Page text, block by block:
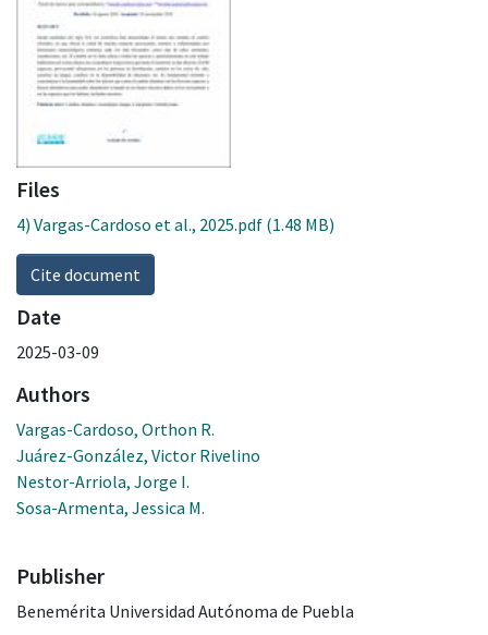
Files
4) Vargas-Cardoso et al., 2025.pdf (1.48 MB)
Cite document
Date
2025-03-09
Authors
Vargas-Cardoso, Orthon R.
Juárez-González, Victor Rivelino
Nestor-Arriola, Jorge I.
Sosa-Armenta, Jessica M.
Publisher
Benemérita Universidad Autónoma de Puebla